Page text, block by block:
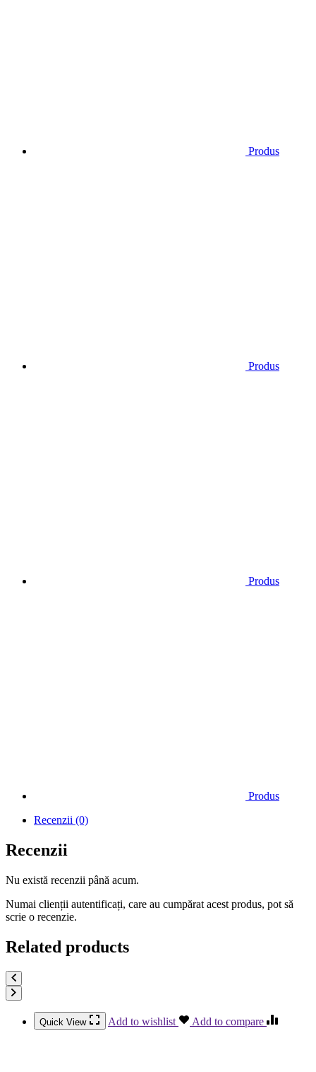
Produs
Produs
Produs
Produs
Recenzii (0)
Recenzii
Nu există recenzii până acum.
Numai clienții autentificați, care au cumpărat acest produs, pot să
scrie o recenzie.
Related products
Quick View Add to wishlist Add to compare